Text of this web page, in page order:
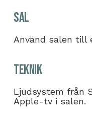
Sal
Använd salen till
Teknik
Ljudsystem från
Apple-tv i salen.